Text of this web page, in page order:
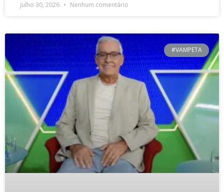
julho 30, 2026 Nenhum comentário
#VAMPETA